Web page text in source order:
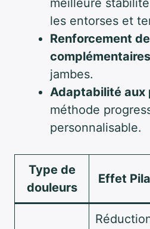
meilleure
les entorses et
Renforcement
jambes.
Adaptabilité aux
méthode
personnalisable.
Type de
douleurs
Effet